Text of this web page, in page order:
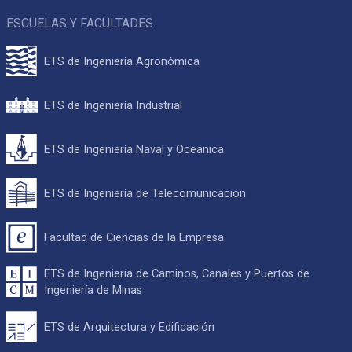
ESCUELAS Y FACULTADES
ETS de Ingeniería Agronómica
ETS de Ingeniería Industrial
ETS de Ingeniería Naval y Oceánica
ETS de Ingeniería de Telecomunicación
Facultad de Ciencias de la Empresa
ETS de Ingeniería de Caminos, Canales y Puertos de
Ingeniería de Minas
ETS de Arquitectura y Edificación